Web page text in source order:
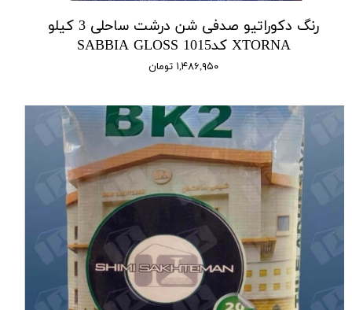
رنگ دکوراتیو صدفی شن درشت ساحلی 3 کیلو
XTORNA کد1015 SABBIA GLOSS
۱,۴۸۶,۹۵۰ تومان